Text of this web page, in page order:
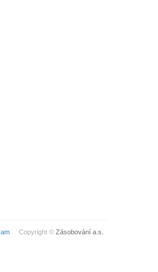
Copyright © Zásobování a.s.